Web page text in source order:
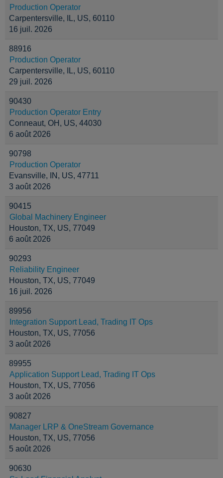
Production Operator
Carpentersville, IL, US, 60110
16 juil. 2026
88916
Production Operator
Carpentersville, IL, US, 60110
29 juil. 2026
90430
Production Operator Entry
Conneaut, OH, US, 44030
6 août 2026
90798
Production Operator
Evansville, IN, US, 47711
3 août 2026
90415
Global Machinery Engineer
Houston, TX, US, 77049
6 août 2026
90293
Reliability Engineer
Houston, TX, US, 77049
16 juil. 2026
89956
Integration Support Lead, Trading IT Ops
Houston, TX, US, 77056
3 août 2026
89955
Application Support Lead, Trading IT Ops
Houston, TX, US, 77056
3 août 2026
90827
Manager LRP & OneStream Governance
Houston, TX, US, 77056
5 août 2026
90630